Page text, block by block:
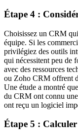
Étape 4 :
Choisissez un CRM
équipe. Si les
privilégiez des outils
qui nécessitent peu de
avec des ressources
ou Zoho CRM offrent
Une étude a montré
du CRM ont connu
ont reçu un logiciel
Étape 5 :